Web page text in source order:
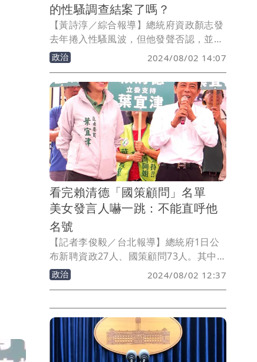
的性騷調查結案了嗎？
【黃詩淳／綜合報導】總統府資政顏志發
去年捲入性騷風波，但他發聲否認，並辭
去總統府資政一職配合調查，不過1日總
統府公布新聘資政名單，他的名字竟然也
在其中，讓媒體人黃揚明不解「所以他的
性騷案調查結案了是嗎？」
政治 2024/08/02 14:07
看完賴清德「國策顧問」名單
美女發言人嚇一跳：不能直呼他
名號
【記者李俊毅／台北報導】總統府1日公
布新聘資政27人、國策顧問73人。其中國
策顧問除了有資深藝人暨前立委余天，還
有曾爆非法賣藥案的廣播電台《府城之
人吳怡萱今直呼，難怪坊間已經聽到「國
舅萬歲」、「有事沒事找春嬌」的閒語，
你問我春嬌是誰？因為不能直呼國策顧問
名號，只好找個代名詞了。
政治 2024/08/02 12:37